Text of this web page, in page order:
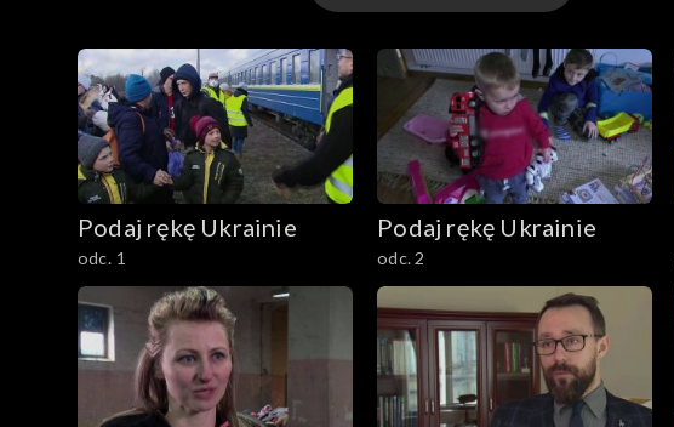
Odcinki
Podaj rękę Ukrainie
odc. 1
Podaj rękę Ukrainie
odc. 2